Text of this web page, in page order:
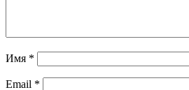
Имя *
Email *